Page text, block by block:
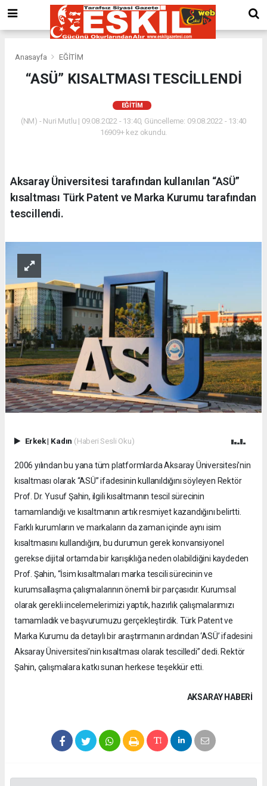
Anasayfa EĞİTİM
“ASÜ” KISALTMASI TESCİLLENDİ
EĞİTİM
(NM) - Nuri Mutlu | 09.08.2022 - 13:40, Güncelleme: 09.08.2022 - 13:40
16909+ kez okundu.
Aksaray Üniversitesi tarafından kullanılan “ASÜ”
kısaltması Türk Patent ve Marka Kurumu tarafından
tescillendi.
Erkek| Kadın (Haberi Sesli Oku)
2006 yılından bu yana tüm platformlarda Aksaray Üniversitesi’nin
kısaltması olarak “ASÜ” ifadesinin kullanıldığını söyleyen Rektör
Prof. Dr. Yusuf Şahin, ilgili kısaltmanın tescil sürecinin
tamamlandığı ve kısaltmanın artık resmiyet kazandığını belirtti.
Farklı kurumların ve markaların da zaman içinde aynı isim
kısaltmasını kullandığını, bu durumun gerek konvansiyonel
gerekse dijital ortamda bir karışıklığa neden olabildiğini kaydeden
Prof. Şahin, “İsim kısaltmaları marka tescili sürecinin ve
kurumsallaşma çalışmalarının önemli bir parçasıdır. Kurumsal
olarak gerekli incelemelerimizi yaptık, hazırlık çalışmalarımızı
tamamladık ve başvurumuzu gerçekleştirdik. Türk Patent ve
Marka Kurumu da detaylı bir araştırmanın ardından ‘ASÜ’ ifadesini
Aksaray Üniversitesi’nin kısaltması olarak tescilledi” dedi. Rektör
Şahin, çalışmalara katkı sunan herkese teşekkür etti.
AKSARAY HABERİ